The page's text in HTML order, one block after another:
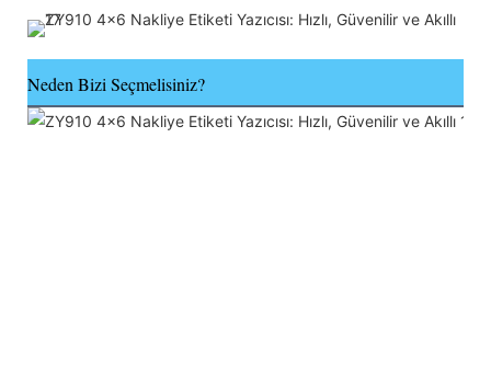
Neden Bizi Seçmelisiniz?